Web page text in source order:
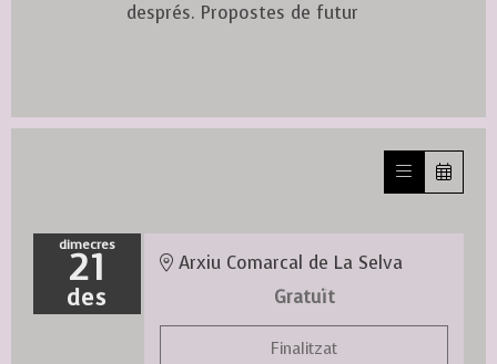
després. Propostes de futur
dimecres
21
des
Arxiu Comarcal de La Selva
Gratuït
Finalitzat